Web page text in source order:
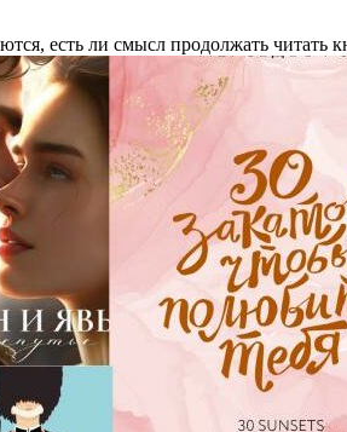
есть ли смысл продолжать читать